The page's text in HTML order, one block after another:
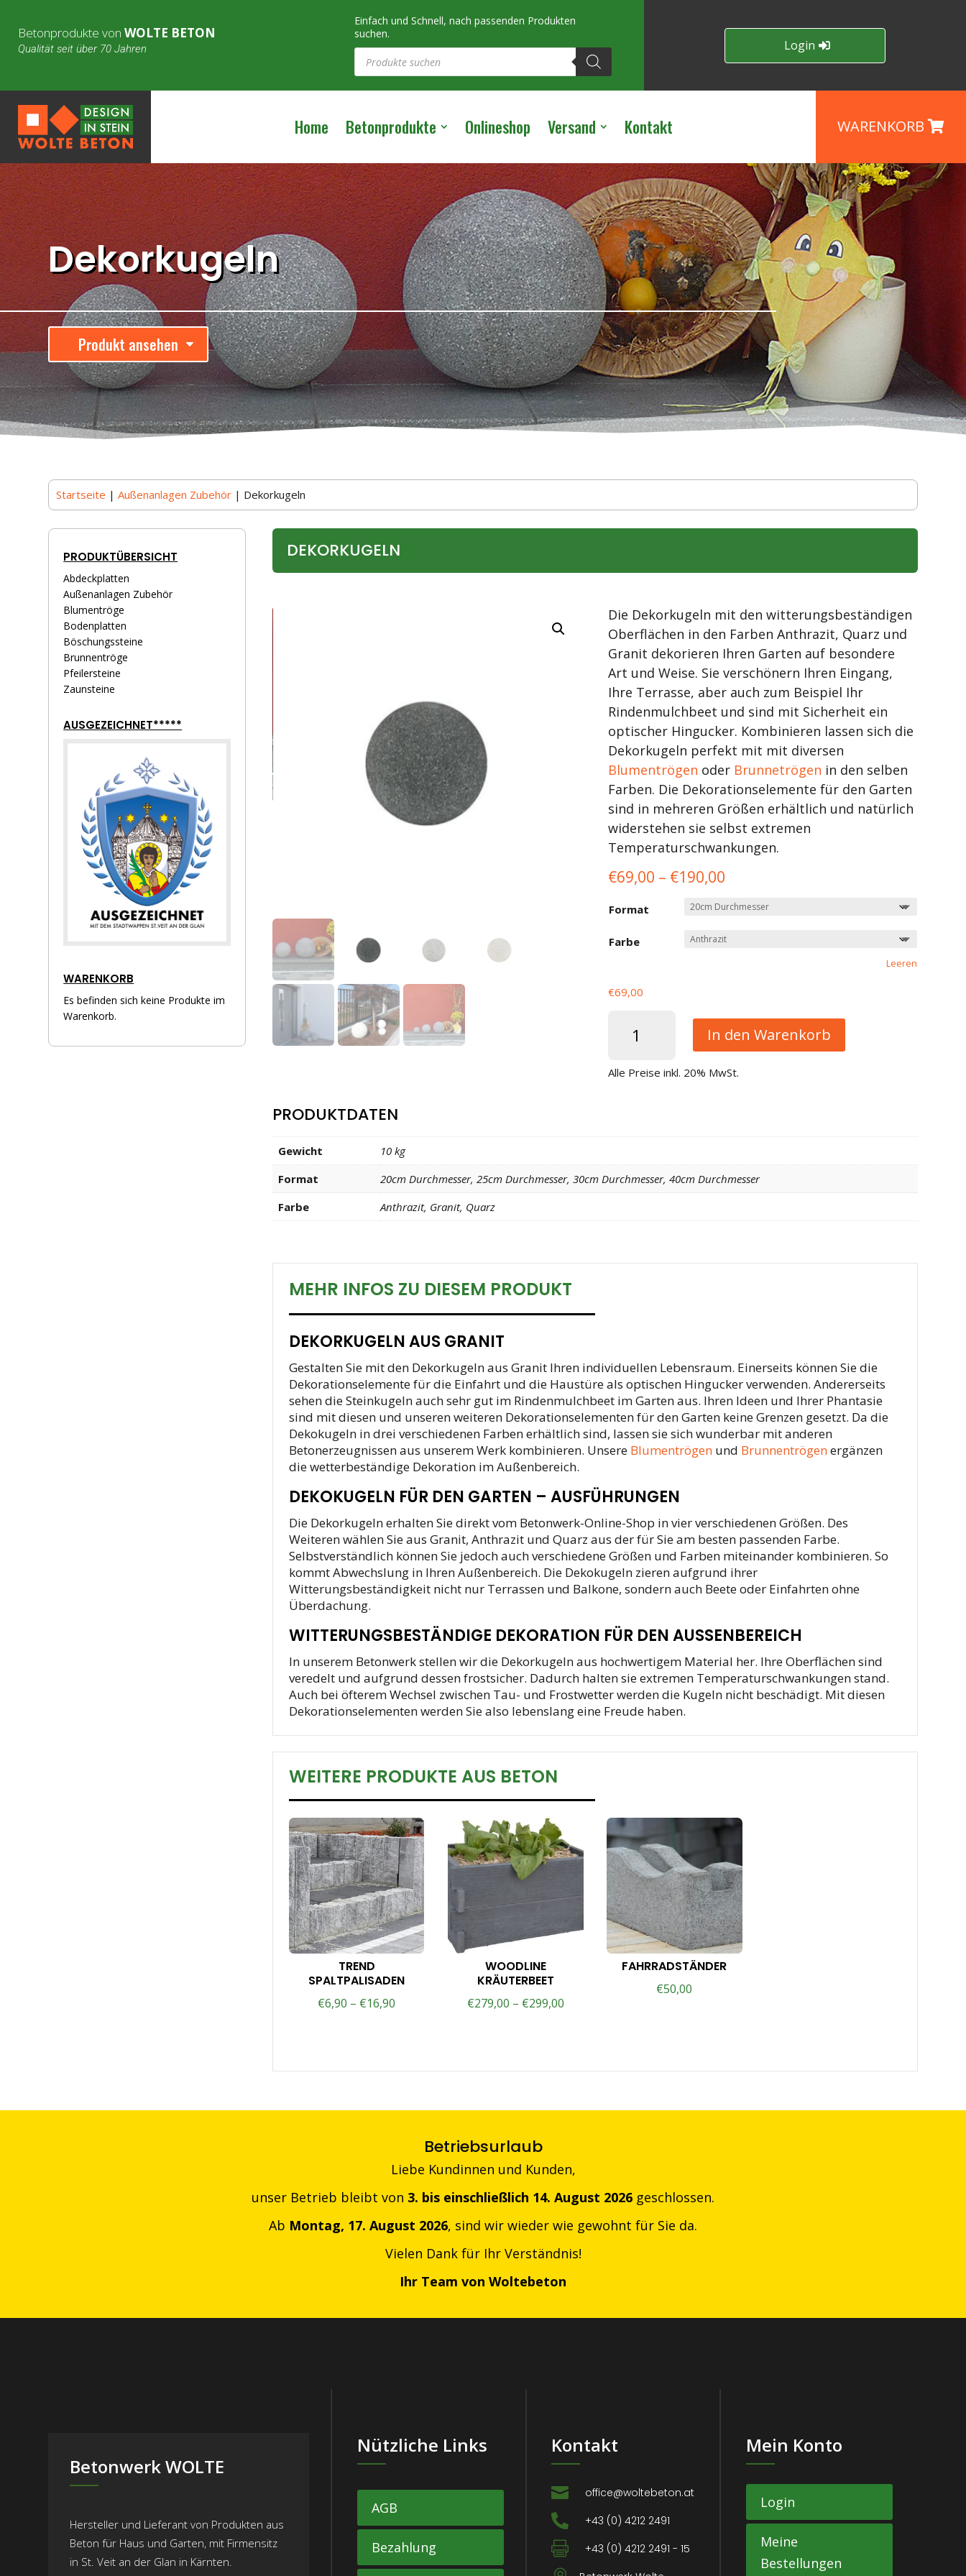
Betonprodukte von WOLTE BETON
Qualität seit über 70 Jahren
Einfach und Schnell, nach passenden Produkten
suchen.
Products
search
Login
Home Betonprodukte Onlineshop Versand Kontakt WARENKORB
Dekorkugeln
Produkt ansehen
Startseite |Außenanlagen Zubehör | Dekorkugeln
PRODUKTÜBERSICHT
Abdeckplatten
Außenanlagen Zubehör
Blumentröge
Bodenplatten
Böschungssteine
Brunnentröge
Pfeilersteine
Zaunsteine
AUSGEZEICHNET*****
WARENKORB
Es befinden sich keine Produkte im
Warenkorb.
DEKORKUGELN
Die Dekorkugeln mit den witterungsbeständigen
Oberflächen in den Farben Anthrazit, Quarz und
Granit dekorieren Ihren Garten auf besondere
Art und Weise. Sie verschönern Ihren Eingang,
Ihre Terrasse, aber auch zum Beispiel Ihr
Rindenmulchbeet und sind mit Sicherheit ein
optischer Hingucker. Kombinieren lassen sich die
Dekorkugeln perfekt mit mit diversen
Blumentrögen oder Brunnetrögen in den selben
Farben. Die Dekorationselemente für den Garten
sind in mehreren Größen erhältlich und natürlich
widerstehen sie selbst extremen
Temperaturschwankungen.
€69,00 – €190,00
Format
Farbe
Leeren
€69,00
Menge
In den Warenkorb
Alle Preise inkl. 20% MwSt.
PRODUKTDATEN
Gewicht
10 kg
Format
20cm Durchmesser, 25cm Durchmesser, 30cm Durchmesser, 40cm Durchmesser
Farbe
Anthrazit, Granit, Quarz
MEHR INFOS ZU DIESEM PRODUKT
DEKORKUGELN AUS GRANIT
Gestalten Sie mit den Dekorkugeln aus Granit Ihren individuellen Lebensraum. Einerseits können Sie die
Dekorationselemente für die Einfahrt und die Haustüre als optischen Hingucker verwenden. Andererseits
sehen die Steinkugeln auch sehr gut im Rindenmulchbeet im Garten aus. Ihren Ideen und Ihrer Phantasie
sind mit diesen und unseren weiteren Dekorationselementen für den Garten keine Grenzen gesetzt. Da die
Dekokugeln in drei verschiedenen Farben erhältlich sind, lassen sie sich wunderbar mit anderen
Betonerzeugnissen aus unserem Werk kombinieren. Unsere Blumentrögenund Brunnentrögenergänzen
die wetterbeständige Dekoration im Außenbereich.
DEKOKUGELN FÜR DEN GARTEN – AUSFÜHRUNGEN
Die Dekorkugeln erhalten Sie direkt vom Betonwerk-Online-Shop in vier verschiedenen Größen. Des
Weiteren wählen Sie aus Granit, Anthrazit und Quarz aus der für Sie am besten passenden Farbe.
Selbstverständlich können Sie jedoch auch verschiedene Größen und Farben miteinander kombinieren. So
kommt Abwechslung in Ihren Außenbereich. Die Dekokugeln zieren aufgrund ihrer
Witterungsbeständigkeit nicht nur Terrassen und Balkone, sondern auch Beete oder Einfahrten ohne
Überdachung.
WITTERUNGSBESTÄNDIGE DEKORATION FÜR DEN AUSSENBEREICH
In unserem Betonwerk stellen wir die Dekorkugeln aus hochwertigem Material her. Ihre Oberflächen sind
veredelt und aufgrund dessen frostsicher. Dadurch halten sie extremen Temperaturschwankungen stand.
Auch bei öfterem Wechsel zwischen Tau- und Frostwetter werden die Kugeln nicht beschädigt. Mit diesen
Dekorationselementen werden Sie also lebenslang eine Freude haben.
WEITERE PRODUKTE AUS BETON
TREND
SPALTPALISADEN
€6,90 – €16,90
WOODLINE
KRÄUTERBEET
€279,00 – €299,00
FAHRRADSTÄNDER
€50,00
Betriebsurlaub
Liebe Kundinnen und Kunden,
unser Betrieb bleibt von 3. bis einschließlich 14. August 2026 geschlossen.
Ab Montag, 17. August 2026, sind wir wieder wie gewohnt für Sie da.
Vielen Dank für Ihr Verständnis!
Ihr Team von Woltebeton
Betonwerk WOLTE
Hersteller und Lieferant von Produkten aus
Beton für Haus und Garten, mit Firmensitz
in St. Veit an der Glan in Kärnten.
Nützliche Links
AGB
Bezahlung
Kontakt
 office@woltebeton.at
 +43 (0) 4212 2491
 +43 (0) 4212 2491 - 15
Mein Konto
Login
Meine
Bestellungen